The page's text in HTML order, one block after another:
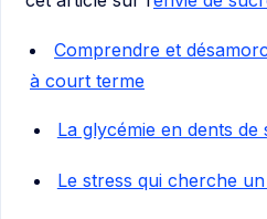
Comprendre et
à court terme
La glycémie en dents de
Le stress qui cherche